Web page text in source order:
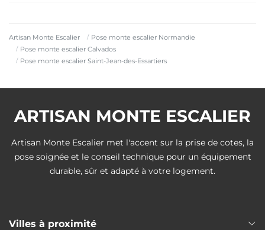
Artisan Monte Escalier
Pose monte escalier Normandie
Pose monte escalier Calvados
Pose monte escalier Saint-Jean-des-Essartiers
ARTISAN MONTE ESCALIER
Artisan Monte Escalier met l'accent sur la prise de cotes, la
pose soignée et le conseil technique pour un équipement
durable, sûr et adapté à votre logement.
Villes à proximité